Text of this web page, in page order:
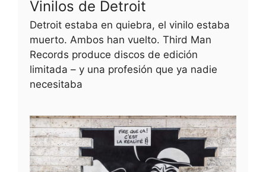
Vinilos de Detroit
Detroit estaba en quiebra, el vinilo estaba
muerto. Ambos han vuelto. Third Man
Records produce discos de edición
limitada – y una profesión que ya nadie
necesitaba